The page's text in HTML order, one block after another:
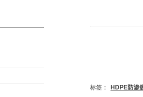
标签： HDPE防渗